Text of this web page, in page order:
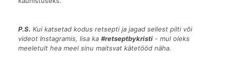
P.S. Kui katsetad kodus retsepti ja jagad sellest pilti või
videot Instagramis, lisa ka #retseptbykristi - mul oleks
meeletult hea meel sinu maitsvat kätetööd näha.